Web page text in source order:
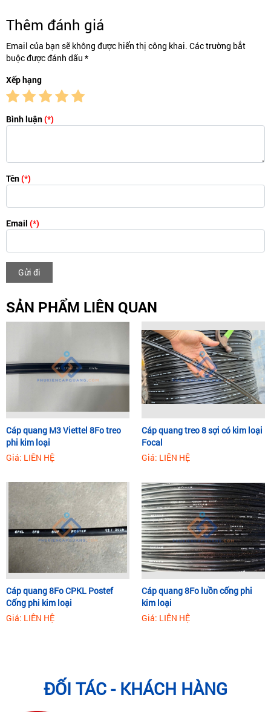
Thêm đánh giá
Email của bạn sẽ không được hiển thị công khai. Các trường bắt
buộc được đánh dấu *
Xếp hạng
Bình luận(*)
Tên(*)
Email (*)
Gửi đi
SẢN PHẨM LIÊN QUAN
Cáp quang M3 Viettel 8Fo treo
phi kim loại
Giá: LIÊN HỆ
Cáp quang treo 8 sợi có kim loại
Focal
Giá: LIÊN HỆ
Cáp quang 8Fo CPKL Postef
Cống phi kim loại
Giá: LIÊN HỆ
Cáp quang 8Fo luồn cống phi
kim loại
Giá: LIÊN HỆ
ĐỐI TÁC - KHÁCH HÀNG